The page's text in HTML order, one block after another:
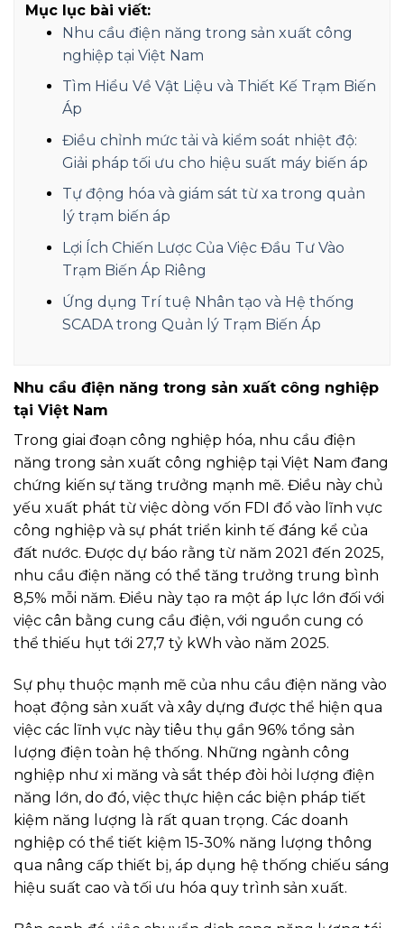
Mục lục bài viết:
Nhu cầu điện năng trong sản xuất công
nghiệp tại Việt Nam
Tìm Hiểu Về Vật Liệu và Thiết Kế Trạm Biến
Áp
Điều chỉnh mức tải và kiểm soát nhiệt độ:
Giải pháp tối ưu cho hiệu suất máy biến áp
Tự động hóa và giám sát từ xa trong quản
lý trạm biến áp
Lợi Ích Chiến Lược Của Việc Đầu Tư Vào
Trạm Biến Áp Riêng
Ứng dụng Trí tuệ Nhân tạo và Hệ thống
SCADA trong Quản lý Trạm Biến Áp
Nhu cầu điện năng trong sản xuất công nghiệp
tại Việt Nam
Trong giai đoạn công nghiệp hóa, nhu cầu điện
năng trong sản xuất công nghiệp tại Việt Nam đang
chứng kiến sự tăng trưởng mạnh mẽ. Điều này chủ
yếu xuất phát từ việc dòng vốn FDI đổ vào lĩnh vực
công nghiệp và sự phát triển kinh tế đáng kể của
đất nước. Được dự báo rằng từ năm 2021 đến 2025,
nhu cầu điện năng có thể tăng trưởng trung bình
8,5% mỗi năm. Điều này tạo ra một áp lực lớn đối với
việc cân bằng cung cầu điện, với nguồn cung có
thể thiếu hụt tới 27,7 tỷ kWh vào năm 2025.
Sự phụ thuộc mạnh mẽ của nhu cầu điện năng vào
hoạt động sản xuất và xây dựng được thể hiện qua
việc các lĩnh vực này tiêu thụ gần 96% tổng sản
lượng điện toàn hệ thống. Những ngành công
nghiệp như xi măng và sắt thép đòi hỏi lượng điện
năng lớn, do đó, việc thực hiện các biện pháp tiết
kiệm năng lượng là rất quan trọng. Các doanh
nghiệp có thể tiết kiệm 15-30% năng lượng thông
qua nâng cấp thiết bị, áp dụng hệ thống chiếu sáng
hiệu suất cao và tối ưu hóa quy trình sản xuất.